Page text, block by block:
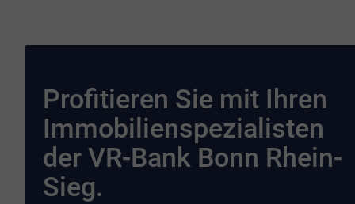
Profitieren Sie mit Ihren
Immobilienspezialisten
der VR-Bank Bonn Rhein-
Sieg.